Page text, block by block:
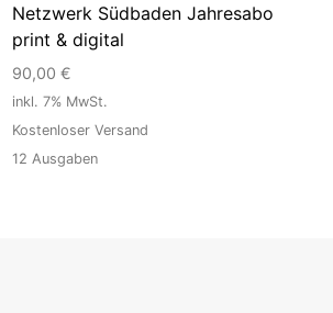
Netzwerk Südbaden Jahresabo
print & digital
90,00 €
inkl. 7% MwSt.
Kostenloser Versand
12 Ausgaben